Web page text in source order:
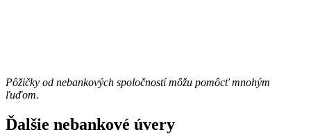
Pôžičky od nebankových spoločností môžu pomôcť mnohým
ľuďom.
Ďalšie nebankové úvery